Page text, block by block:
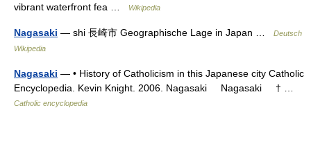
vibrant waterfront fea …
Wikipedia
Nagasaki — shi 長崎市 Geographische Lage in Japan …
Deutsch
Wikipedia
Nagasaki — • History of Catholicism in this Japanese city Catholic
Encyclopedia. Kevin Knight. 2006. Nagasaki Nagasaki † …
Catholic encyclopedia